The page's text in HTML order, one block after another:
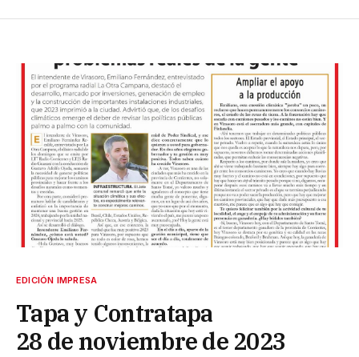
EDICIÓN IMPRESA
Tapa y Contratapa
28 de noviembre de 2023